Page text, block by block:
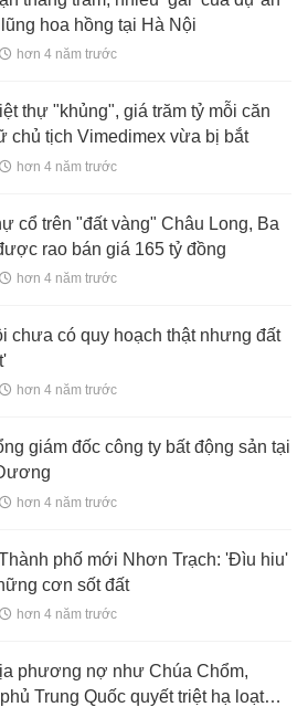
hoa hồng tại Hà Nội
hơn 4 năm trước
thự "khủng", giá trăm tỷ mỗi căn
chủ tịch Vimedimex vừa bị bắt
hơn 4 năm trước
cổ trên "đất vàng" Châu Long, Ba
rao bán giá 165 tỷ đồng
hơn 4 năm trước
chưa có quy hoạch thật nhưng đất
hơn 4 năm trước
giám đốc công ty bất động sản tại
hơn 4 năm trước
phố mới Nhơn Trạch: 'Đìu hiu'
cơn sốt đất
hơn 4 năm trước
phương nợ như Chúa Chổm,
Trung Quốc quyết triệt hạ loạt